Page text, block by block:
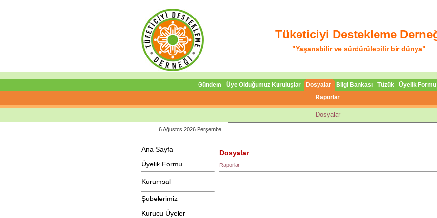
Tüketiciyi Destekleme
"Yaşanabilir ve sürdürülebilir bir dünya"
Gündem Üye Olduğumuz Kuruluşlar Dosyalar Bilgi Bankası Tüzük Üyelik Formu
Raporlar
Dosyalar
6 Ağustos 2026 Perşembe
Ana Sayfa
Üyelik Formu
Kurumsal
Şubelerimiz
Kurucu Üyeler
Dosyalar
Raporlar